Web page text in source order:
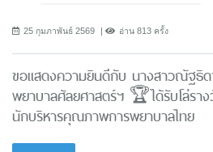
25 กุมภาพันธ์ 2569 อ่าน 813 ครั้ง
ขอแสดงความยินดีกับ นางสาวณัฐธิ
พยาบาลศัลยศาสตร์ฯ 🏆ได้รับโล่รา
นักบริหารคุณภาพการพยาบาลไทย